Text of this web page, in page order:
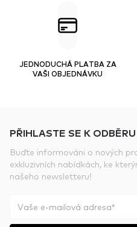
JEDNODUCHÁ PLATBA ZA
VAŠI OBJEDNÁVKU
PŘIHLASTE SE K
Buďte informováni o nových
exkluzivních nabídkách, ke
našeho newsletteru!